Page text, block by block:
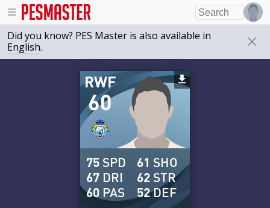
Did you know? PES Master is also available in
English.
60
RWF
75 SPD
67 DRI
60 PAS
61 SHO
62 STR
52DEF